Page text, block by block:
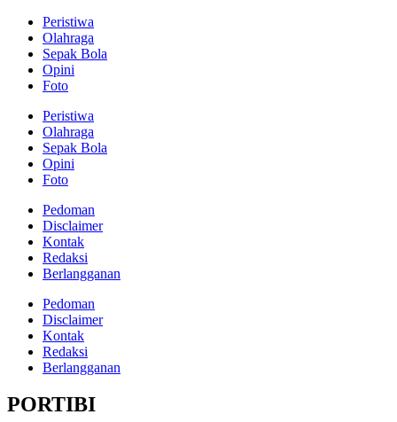
Peristiwa
Olahraga
Sepak Bola
Opini
Foto
Peristiwa
Olahraga
Sepak Bola
Opini
Foto
Pedoman
Disclaimer
Kontak
Redaksi
Berlangganan
Pedoman
Disclaimer
Kontak
Redaksi
Berlangganan
PORTIBI